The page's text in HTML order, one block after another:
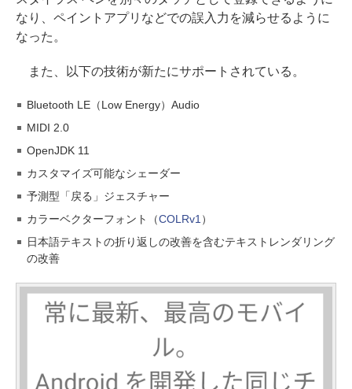
なり、ペイントアプリなどでの誤入力を減らせるように
なった。
また、以下の技術が新たにサポートされている。
Bluetooth LE（Low Energy）Audio
MIDI 2.0
OpenJDK 11
カスタマイズ可能なシェーダー
予測型「戻る」ジェスチャー
カラーベクターフォント（COLRv1 ）
日本語テキストの折り返しの改善を含むテキストレンダリング
の改善